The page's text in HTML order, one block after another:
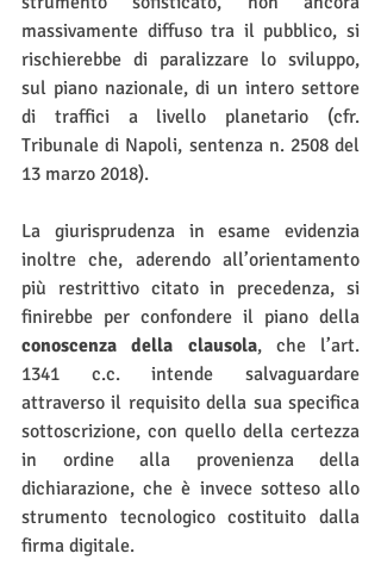
massivamente diffuso tra il pubblico, si
rischierebbe di paralizzare lo sviluppo,
sul piano nazionale, di un intero settore
di traffici a livello planetario (cfr.
Tribunale di Napoli, sentenza n. 2508 del
13 marzo 2018).
La giurisprudenza in esame evidenzia
inoltre che, aderendo all’orientamento
più restrittivo citato in precedenza, si
conoscenza della clausola, che l’art.
1341 c.c. intende salvaguardare
attraverso il requisito della sua specifica
sottoscrizione, con quello della certezza
in ordine alla provenienza della
dichiarazione, che è invece sotteso allo
strumento tecnologico costituito dalla
firma digitale.